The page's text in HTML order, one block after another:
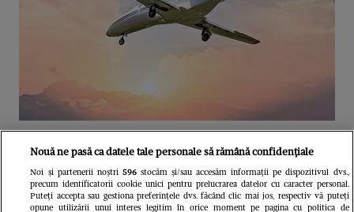
Unul dintre cele mai folosite
aeroporturi din Europa își închide
complet porțile timp de trei luni.
Nouă ne pasă ca datele tale personale să rămână confidențiale
Noi și partenerii noștri 596stocăm și/sau accesăm informații pe dispozitivul dvs.,
precum identificatorii cookie unici pentru prelucrarea datelor cu caracter personal.
Puteți accepta sau gestiona preferințele dvs. făcând clic mai jos, respectiv vă puteți
opune utilizării unui interes legitim în orice moment pe pagina cu politica de